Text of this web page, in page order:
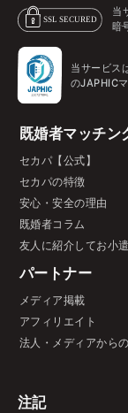
当
暗
当サービス
のJAPHIC
既婚者マッチン
セカパ【公式】
セカパの特徴
安心・安全の理由
既婚者コラム
友人に紹介してお小
パートナー
メディア掲載
アフィリエイト
法人・メディアから
注記